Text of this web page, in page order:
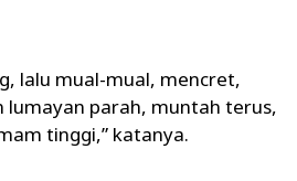
lalu mual-mual, mencret,
lumayan parah, muntah terus,
tinggi,” katanya.